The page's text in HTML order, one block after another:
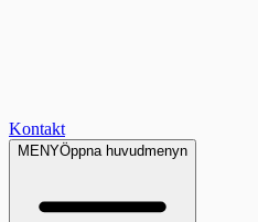
Kontakt
MENYÖppna huvudmenyn